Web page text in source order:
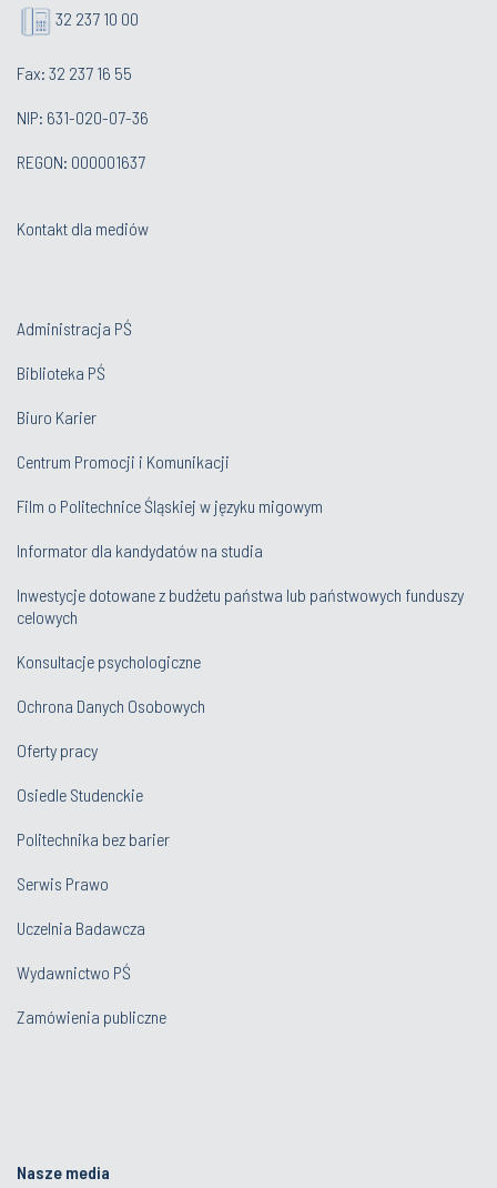
32 237 10 00
Fax: 32 237 16 55
NIP: 631-020-07-36
REGON: 000001637
Kontakt dla mediów
Administracja PŚ
Biblioteka PŚ
Biuro Karier
Centrum Promocji i Komunikacji
Film o Politechnice Śląskiej w języku migowym
Informator dla kandydatów na studia
Inwestycje dotowane z budżetu państwa lub państwowych funduszy
celowych
Konsultacje psychologiczne
Ochrona Danych Osobowych
Oferty pracy
Osiedle Studenckie
Politechnika bez barier
Serwis Prawo
Uczelnia Badawcza
Wydawnictwo PŚ
Zamówienia publiczne
Nasze media